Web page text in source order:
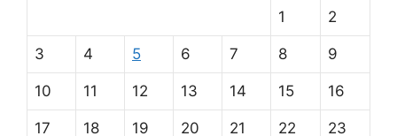
1 2
3 4 5 6 7 8 9
10 11 12 13 14 15 16
17 18 19 20 21 22 23